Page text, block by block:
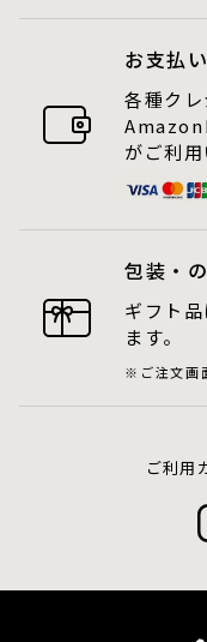
お支払
各種ク
がご利用
包装・
ギフト
ます。
ご注文画
ご利用